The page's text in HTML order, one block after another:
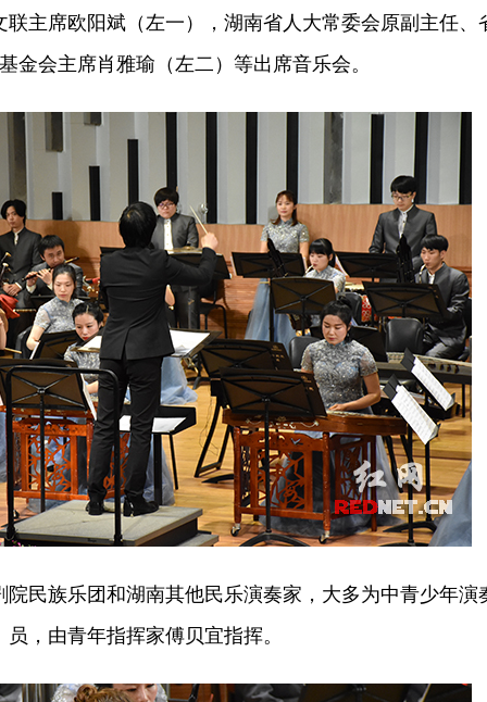
联主席欧阳斌（左一），湖南省人大常委会原副主任、
金会主席肖雅瑜（左二）等出席音乐会。
院民族乐团和湖南其他民乐演奏家，大多为中青少年演
员，由青年指挥家傅贝宜指挥。